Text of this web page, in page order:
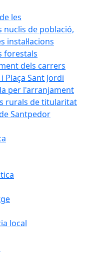
les
nuclis de població,
instal·lacions
forestals
dels carrers
Plaça Sant Jordi
per l'arranjament
rurals de titularitat
Santpedor
local